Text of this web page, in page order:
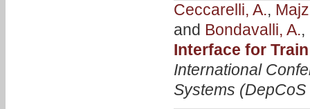
Ceccarelli, A.,
and Bondavalli, A.,
Interface for
International
Systems